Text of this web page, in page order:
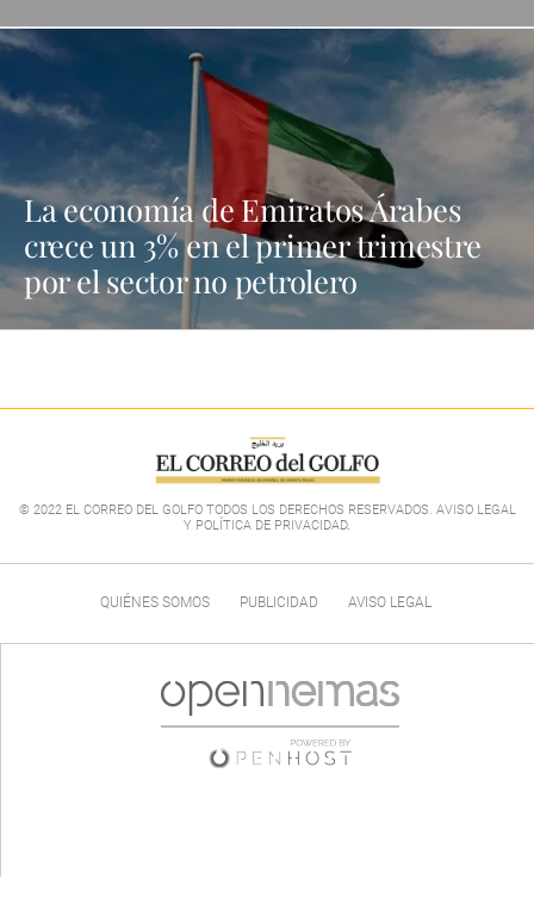
La economía de Emiratos Árabes
crece un 3% en el primer trimestre
por el sector no petrolero
© 2022 EL CORREO DEL GOLFO TODOS LOS DERECHOS RESERVADOS. AVISO LEGAL
Y POLÍTICA DE PRIVACIDAD.
QUIÉNES SOMOS PUBLICIDAD AVISO LEGAL